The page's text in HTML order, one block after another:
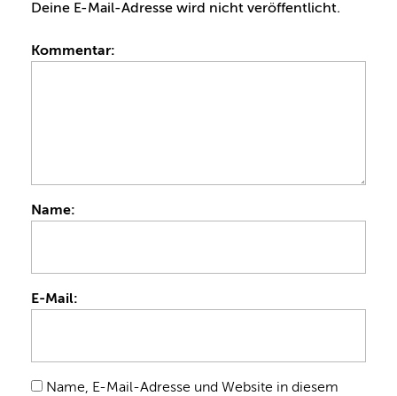
Deine E-Mail-Adresse wird nicht veröffentlicht.
Kommentar:
Name:
E-Mail:
Name, E-Mail-Adresse und Website in diesem